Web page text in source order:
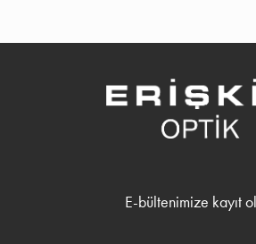
E-bültenimize kayıt